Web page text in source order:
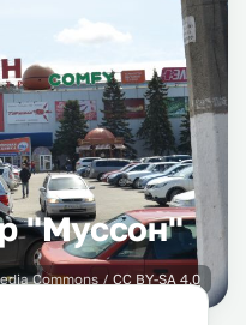
"Муссон"
Commons / CC BY-SA 4.0